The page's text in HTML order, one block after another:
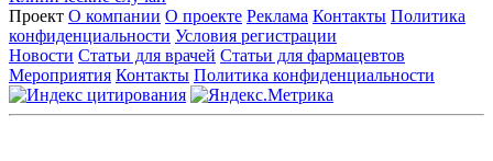
Проект О компании О проекте Реклама Контакты Политика
конфиденциальности Условия регистрации
Новости Статьи для врачей Статьи для фармацевтов
Мероприятия Контакты Политика конфиденциальности